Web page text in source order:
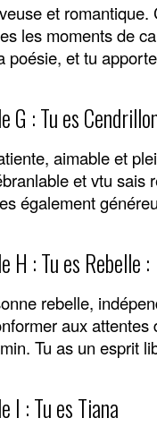
et
les moments de
poésie, et tu
G : Tu es
aimable et
et vtu sais
également
H : Tu es Rebelle :
rebelle,
aux attentes
Tu as un esprit
I : Tu es Tiana